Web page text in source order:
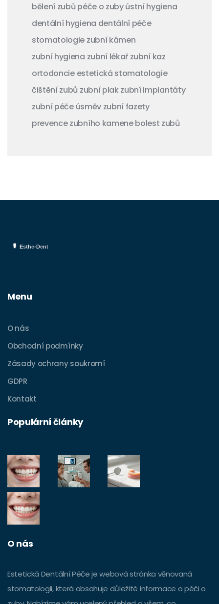
bělení zubů péče o zubyústní hygiena
dentální hygiena dentální péče
stomatologie zubní kámen
zubní hygiena zubní lékař zubní kaz
ortodoncie estetická stomatologie
čištění zubů zubní plak zubní implantáty
zubní péče úsměv zubní fazety
prevence zubního kamenebolest zubů
Menu
O nás
Obchodní podmínky
Zásady ochrany soukromí
GDPR
Kontakt
Populární články
O nás
Estetická Dentální Péče je webová stránka věnovaná
stomatologii, která obsahuje důležité informace o péči o